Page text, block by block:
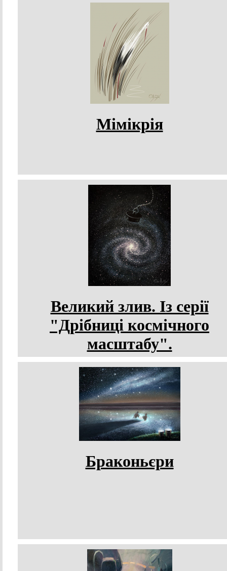
Мімікрія
Великий злив. Із серії
"Дрібниці космічного
масштабу".
Браконьєри